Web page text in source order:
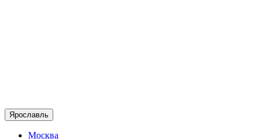
Ярославль
Москва